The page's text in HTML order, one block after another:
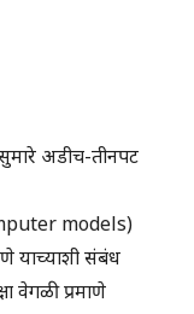
सुमारे अडीच-तीनपट
models)
याच्याशी संबंध
वेगळी प्रमाणे